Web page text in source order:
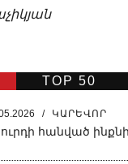
TOP 50
/ ԿԱՐԵՎՈՐ
հանված